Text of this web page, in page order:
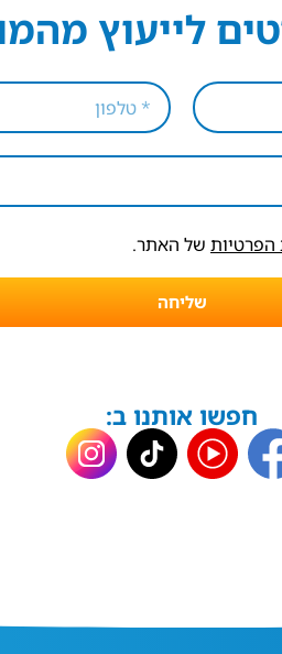
לייעוץ
הפרטיות של האתר.
שליחה
חפשו אותנו ב: